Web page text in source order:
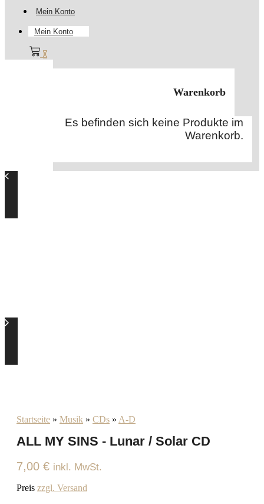
Mein Konto
Mein Konto
0
Warenkorb
Es befinden sich keine Produkte im
Warenkorb.
Startseite » Musik » CDs » A-D
ALL MY SINS - Lunar / Solar CD
7,00 € inkl. MwSt.
Preis zzgl. Versand